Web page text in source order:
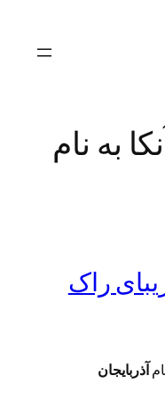
به نام
راک
آذربایجان